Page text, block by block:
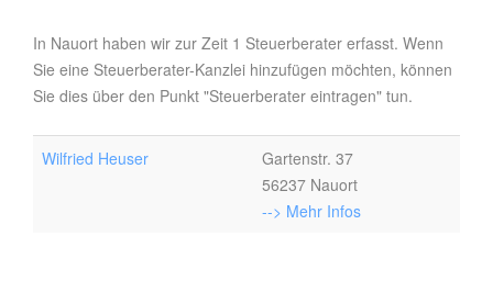
In Nauort haben wir zur Zeit 1 Steuerberater erfasst. Wenn
Sie eine Steuerberater-Kanzlei hinzufügen möchten, können
Sie dies über den Punkt "Steuerberater eintragen" tun.
Wilfried Heuser
Gartenstr. 37
56237 Nauort
--> Mehr Infos